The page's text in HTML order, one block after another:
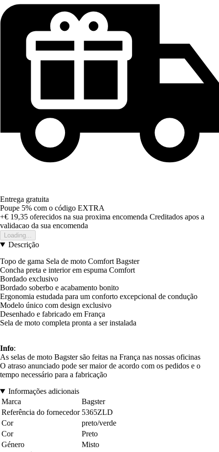
Entrega gratuita
Poupe 5% com o código EXTRA
+€ 19,35 oferecidos na sua proxima encomenda Creditados apos a
validacao da sua encomenda
Loading...
Descrição
Topo de gama Sela de moto Comfort Bagster
Concha preta e interior em espuma Comfort
Bordado exclusivo
Bordado soberbo e acabamento bonito
Ergonomia estudada para um conforto excepcional de condução
Modelo único com design exclusivo
Desenhado e fabricado em França
Sela de moto completa pronta a ser instalada
Info:
As selas de moto Bagster são feitas na França nas nossas oficinas
O atraso anunciado pode ser maior de acordo com os pedidos e o
tempo necessário para a fabricação
Informações adicionais
Marca
Bagster
Referência do fornecedor 5365ZLD
Cor
preto/verde
Cor
Preto
Género
Misto